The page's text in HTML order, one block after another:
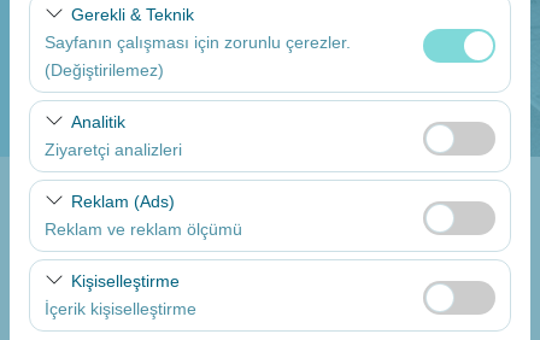
Gerekli & Teknik
Sayfanın çalışması için zorunlu çerezler.
(Değiştirilemez)
Bu çerezler sitenin doğru şekilde çalışması, güvenlik,
oturum yönetimi ve temel işlevler için gereklidir. Devre
dışı bırakılamaz.
Analitik
Ziyaretçi analizleri
Bu çerezler, sitemizin nasıl kullanıldığını (ziyaretçi sayısı,
en çok ziyaret edilen sayfalar, kullanıcı davranışları)
analiz etmemizi sağlar. Bu veriler, web sitesi
performansını ölçmek ve kullanıcı deneyimini sürekli
iyileştirmek için kullanılır.
Reklam (Ads)
Reklam ve reklam ölçümü
Bu çerezler, size ilgi alanlarınıza uygun kişiselleştirilmiş
reklamlar göstermemize ve reklam kampanyalarımızın
etkinliğini (gösterim sayısı, tıklama oranı) ölçmemize
Kişiselleştirme
İçerik kişiselleştirme
Aracı farklı bir lokasyona bırakacağım
Alış Tarih
Bırakış Tarih
09:00
Araçları Listele